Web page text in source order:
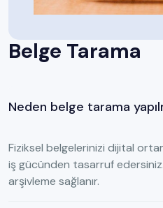
Belge Tarama
Neden belge tarama
Fiziksel belgelerinizi dijital
iş gücünden tasarruf edersiniz.
arşivleme sağlanır.